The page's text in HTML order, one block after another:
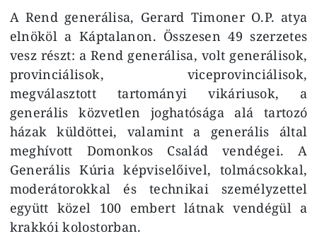
A Rend generálisa, Gerard Timoner O.P. atya
elnököl a Káptalanon. Összesen 49 szerzetes
vesz részt: a Rend generálisa, volt generálisok,
provinciálisok, viceprovinciálisok,
megválasztott tartományi vikáriusok, a
generális közvetlen joghatósága alá tartozó
házak küldöttei, valamint a generális által
meghívott Domonkos Család vendégei. A
Generális Kúria képviselőivel, tolmácsokkal,
moderátorokkal és technikai személyzettel
együtt közel 100 embert látnak vendégül a
krakkói kolostorban.